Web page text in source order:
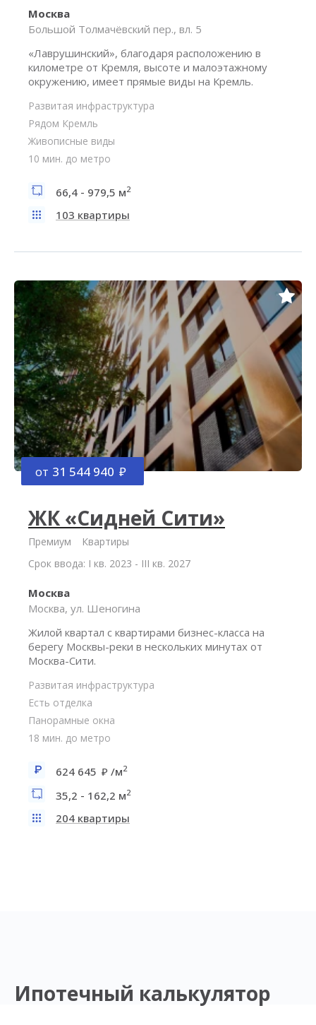
Москва
Большой Толмачёвский пер., вл. 5
«Лаврушинский», благодаря расположению в
километре от Кремля, высоте и малоэтажному
окружению, имеет прямые виды на Кремль.
Развитая инфраструктура
Рядом Кремль
Живописные виды
10 мин. до метро
66,4 - 979,5 м2
103 квартиры
от 31 544 940
ЖК «Сидней Сити»
Премиум
Квартиры
Срок ввода: I кв. 2023 - III кв. 2027
Москва
Москва, ул. Шеногина
Жилой квартал с квартирами бизнес-класса на
берегу Москвы-реки в нескольких минутах от
Москва-Сити.
Развитая инфраструктура
Есть отделка
Панорамные окна
18 мин. до метро
624 645 /м2
35,2 - 162,2 м2
204 квартиры
Ипотечный калькулятор